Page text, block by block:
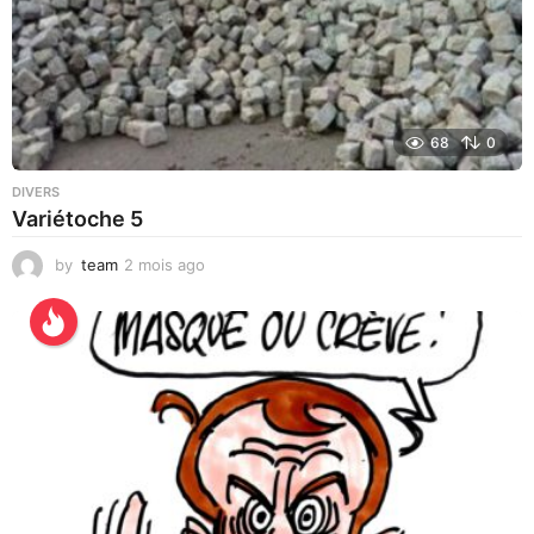
68 0
DIVERS
Variétoche 5
by team 2 mois ago
e
m
a
i
n
e
s
g
o